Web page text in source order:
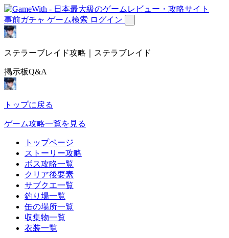
事前ガチャ ゲーム検索 ログイン
ステラーブレイド攻略｜ステラブレイド
掲示板Q&A
トップに戻る
ゲーム攻略一覧を見る
トップページ
ストーリー攻略
ボス攻略一覧
クリア後要素
サブクエ一覧
釣り場一覧
缶の場所一覧
収集物一覧
衣装一覧